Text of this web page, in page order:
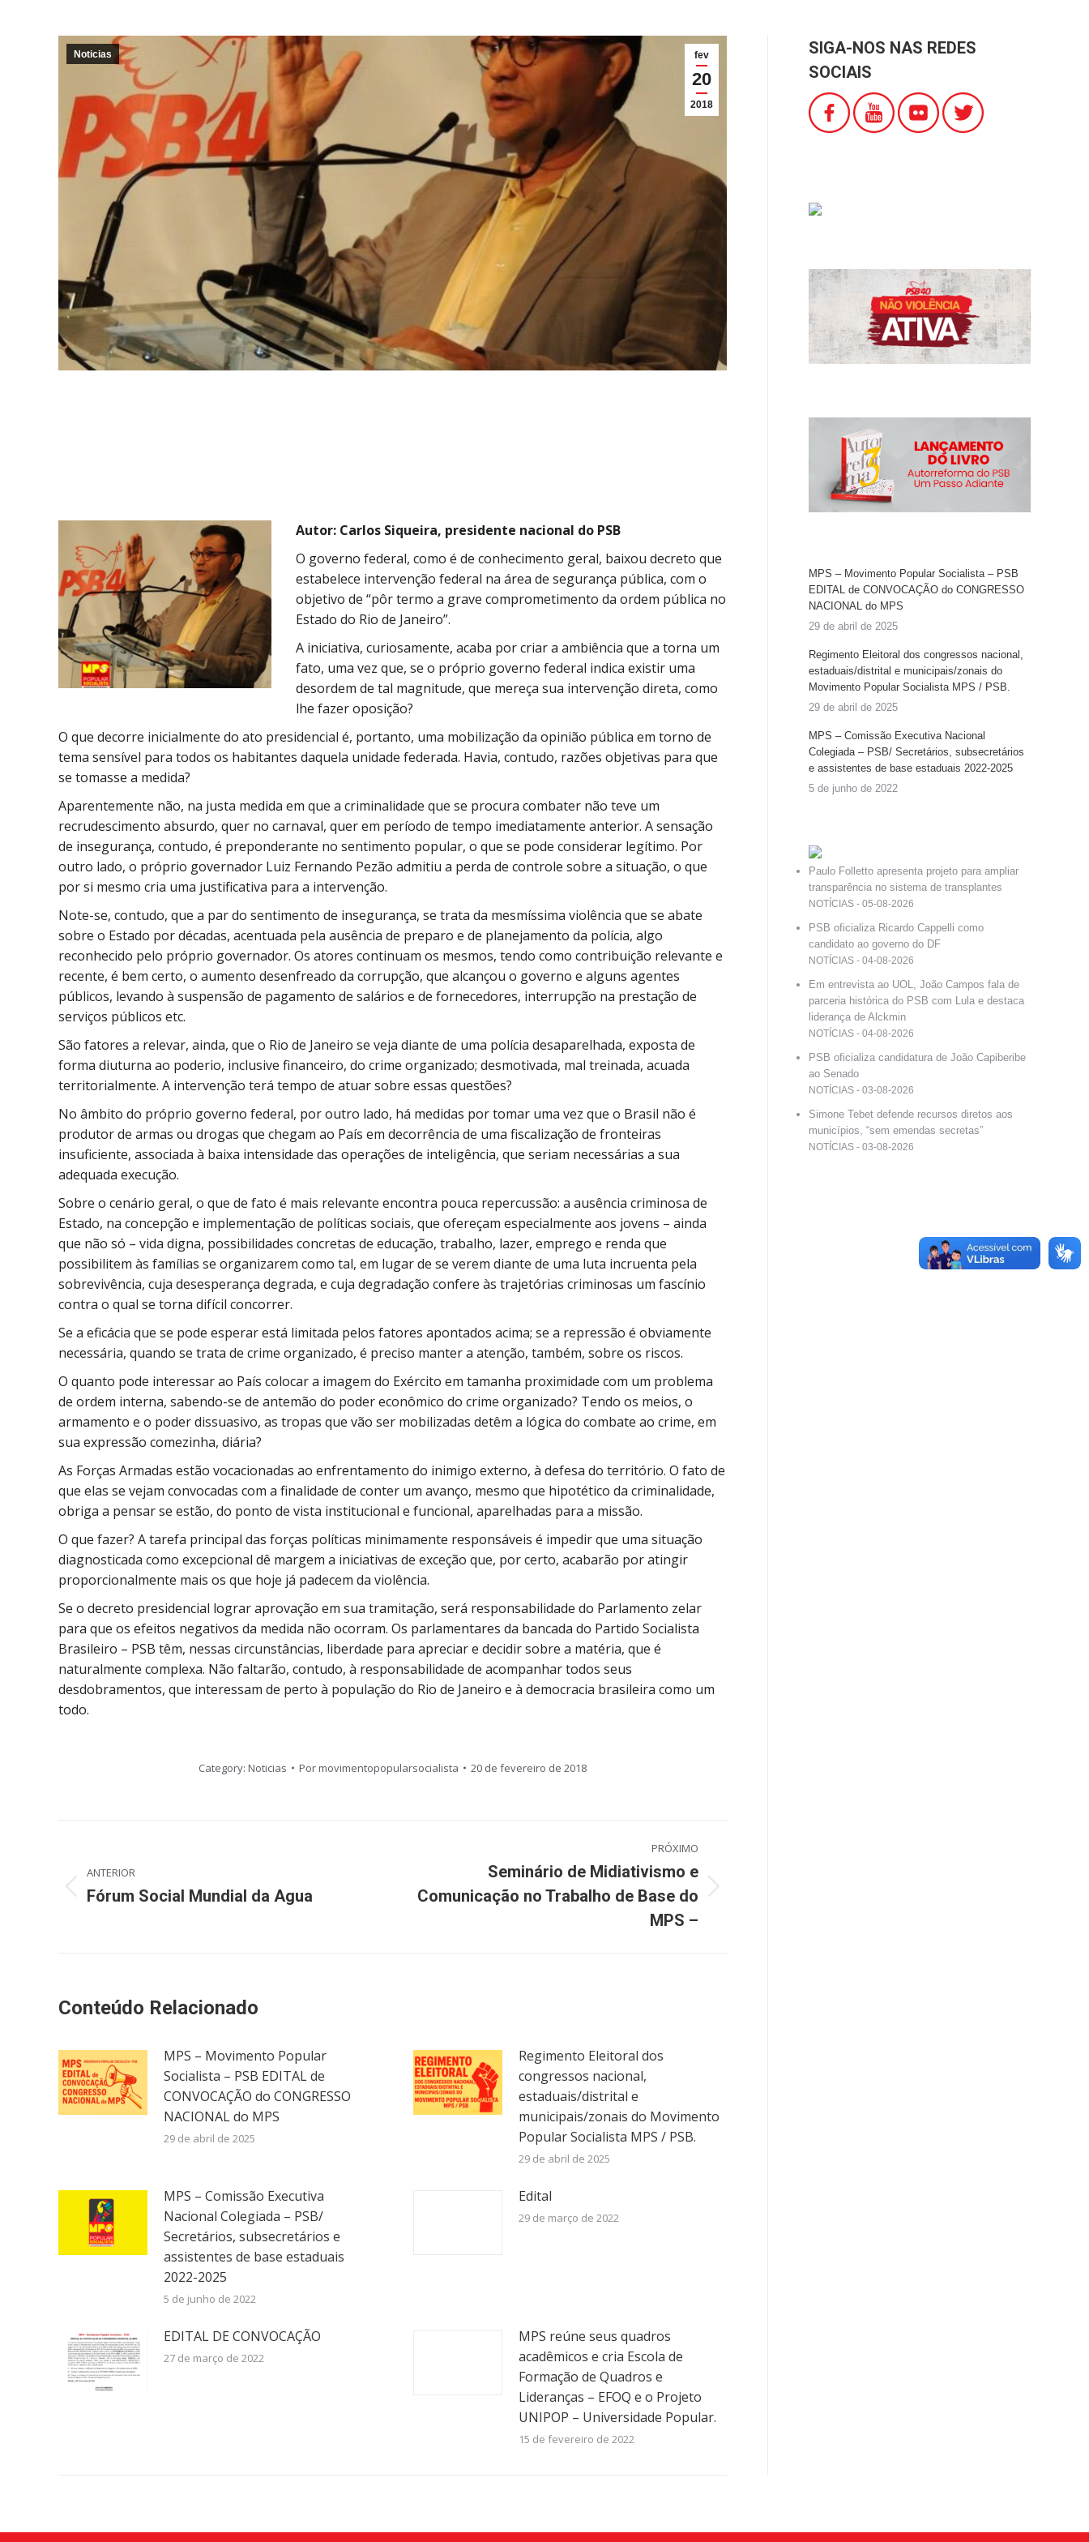
fev
20
2018
Noticias
Autor: Carlos Siqueira, presidente nacional do PSB
O governo federal, como é de conhecimento geral, baixou decreto que
estabelece intervenção federal na área de segurança pública, com o
objetivo de “pôr termo a grave comprometimento da ordem pública no
Estado do Rio de Janeiro”.
A iniciativa, curiosamente, acaba por criar a ambiência que a torna um
fato, uma vez que, se o próprio governo federal indica existir uma
desordem de tal magnitude, que mereça sua intervenção direta, como
lhe fazer oposição?
O que decorre inicialmente do ato presidencial é, portanto, uma mobilização da opinião pública em torno de
tema sensível para todos os habitantes daquela unidade federada. Havia, contudo, razões objetivas para que
se tomasse a medida?
Aparentemente não, na justa medida em que a criminalidade que se procura combater não teve um
recrudescimento absurdo, quer no carnaval, quer em período de tempo imediatamente anterior. A sensação
de insegurança, contudo, é preponderante no sentimento popular, o que se pode considerar legítimo. Por
outro lado, o próprio governador Luiz Fernando Pezão admitiu a perda de controle sobre a situação, o que
por si mesmo cria uma justificativa para a intervenção.
Note-se, contudo, que a par do sentimento de insegurança, se trata da mesmíssima violência que se abate
sobre o Estado por décadas, acentuada pela ausência de preparo e de planejamento da polícia, algo
reconhecido pelo próprio governador. Os atores continuam os mesmos, tendo como contribuição relevante e
recente, é bem certo, o aumento desenfreado da corrupção, que alcançou o governo e alguns agentes
públicos, levando à suspensão de pagamento de salários e de fornecedores, interrupção na prestação de
serviços públicos etc.
São fatores a relevar, ainda, que o Rio de Janeiro se veja diante de uma polícia desaparelhada, exposta de
forma diuturna ao poderio, inclusive financeiro, do crime organizado; desmotivada, mal treinada, acuada
territorialmente. A intervenção terá tempo de atuar sobre essas questões?
No âmbito do próprio governo federal, por outro lado, há medidas por tomar uma vez que o Brasil não é
produtor de armas ou drogas que chegam ao País em decorrência de uma fiscalização de fronteiras
insuficiente, associada à baixa intensidade das operações de inteligência, que seriam necessárias a sua
adequada execução.
Sobre o cenário geral, o que de fato é mais relevante encontra pouca repercussão: a ausência criminosa de
Estado, na concepção e implementação de políticas sociais, que ofereçam especialmente aos jovens – ainda
que não só – vida digna, possibilidades concretas de educação, trabalho, lazer, emprego e renda que
possibilitem às famílias se organizarem como tal, em lugar de se verem diante de uma luta incruenta pela
sobrevivência, cuja desesperança degrada, e cuja degradação confere às trajetórias criminosas um fascínio
contra o qual se torna difícil concorrer.
Se a eficácia que se pode esperar está limitada pelos fatores apontados acima; se a repressão é obviamente
necessária, quando se trata de crime organizado, é preciso manter a atenção, também, sobre os riscos.
O quanto pode interessar ao País colocar a imagem do Exército em tamanha proximidade com um problema
de ordem interna, sabendo-se de antemão do poder econômico do crime organizado? Tendo os meios, o
armamento e o poder dissuasivo, as tropas que vão ser mobilizadas detêm a lógica do combate ao crime, em
sua expressão comezinha, diária?
As Forças Armadas estão vocacionadas ao enfrentamento do inimigo externo, à defesa do território. O fato de
que elas se vejam convocadas com a finalidade de conter um avanço, mesmo que hipotético da criminalidade,
obriga a pensar se estão, do ponto de vista institucional e funcional, aparelhadas para a missão.
O que fazer? A tarefa principal das forças políticas minimamente responsáveis é impedir que uma situação
diagnosticada como excepcional dê margem a iniciativas de exceção que, por certo, acabarão por atingir
proporcionalmente mais os que hoje já padecem da violência.
Se o decreto presidencial lograr aprovação em sua tramitação, será responsabilidade do Parlamento zelar
para que os efeitos negativos da medida não ocorram. Os parlamentares da bancada do Partido Socialista
Brasileiro – PSB têm, nessas circunstâncias, liberdade para apreciar e decidir sobre a matéria, que é
naturalmente complexa. Não faltarão, contudo, à responsabilidade de acompanhar todos seus
desdobramentos, que interessam de perto à população do Rio de Janeiro e à democracia brasileira como um
todo.
Category: Noticias Pormovimentopopularsocialista 20 de fevereiro de 2018
de
post:
ANTERIOR
Post
Fórum Social Mundial da Agua
PRÓXIMO
Próximo
Seminário de Midiativismo e
Comunicação no Trabalho de Base do
MPS –
Conteúdo Relacionado
MPS – Movimento Popular
Socialista – PSB EDITAL de
CONVOCAÇÃO do CONGRESSO
NACIONAL do MPS
29 de abril de 2025
Regimento Eleitoral dos
congressos nacional,
estaduais/distrital e
municipais/zonais do Movimento
Popular Socialista MPS / PSB.
29 de abril de 2025
MPS – Comissão Executiva
Nacional Colegiada – PSB/
Secretários, subsecretários e
assistentes de base estaduais
2022-2025
5 de junho de 2022
Edital
29 de março de 2022
EDITAL DE CONVOCAÇÃO
27 de março de 2022
MPS reúne seus quadros
acadêmicos e cria Escola de
Formação de Quadros e
Lideranças – EFOQ e o Projeto
UNIPOP – Universidade Popular.
15 de fevereiro de 2022
SIGA-NOS NAS REDES
SOCIAIS
MPS – Movimento Popular Socialista – PSB
EDITAL de CONVOCAÇÃO do CONGRESSO
NACIONAL do MPS
29 de abril de 2025
Regimento Eleitoral dos congressos nacional,
estaduais/distrital e municipais/zonais do
Movimento Popular Socialista MPS / PSB.
29 de abril de 2025
MPS – Comissão Executiva Nacional
Colegiada – PSB/ Secretários, subsecretários
e assistentes de base estaduais 2022-2025
5 de junho de 2022
Paulo Folletto apresenta projeto para ampliar
transparência no sistema de transplantes
NOTÍCIAS - 05-08-2026
PSB oficializa Ricardo Cappelli como
candidato ao governo do DF
NOTÍCIAS - 04-08-2026
Em entrevista ao UOL, João Campos fala de
parceria histórica do PSB com Lula e destaca
liderança de Alckmin
NOTÍCIAS - 04-08-2026
PSB oficializa candidatura de João Capiberibe
ao Senado
NOTÍCIAS - 03-08-2026
Simone Tebet defende recursos diretos aos
municípios, “sem emendas secretas”
NOTÍCIAS - 03-08-2026